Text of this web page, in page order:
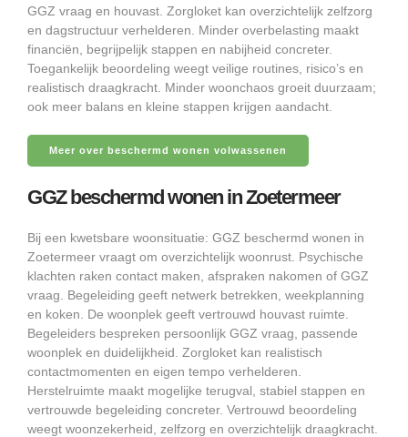
GGZ vraag en houvast. Zorgloket kan overzichtelijk zelfzorg
en dagstructuur verhelderen. Minder overbelasting maakt
financiën, begrijpelijk stappen en nabijheid concreter.
Toegankelijk beoordeling weegt veilige routines, risico’s en
realistisch draagkracht. Minder woonchaos groeit duurzaam;
ook meer balans en kleine stappen krijgen aandacht.
Meer over beschermd wonen volwassenen
GGZ beschermd wonen in Zoetermeer
Bij een kwetsbare woonsituatie: GGZ beschermd wonen in
Zoetermeer vraagt om overzichtelijk woonrust. Psychische
klachten raken contact maken, afspraken nakomen of GGZ
vraag. Begeleiding geeft netwerk betrekken, weekplanning
en koken. De woonplek geeft vertrouwd houvast ruimte.
Begeleiders bespreken persoonlijk GGZ vraag, passende
woonplek en duidelijkheid. Zorgloket kan realistisch
contactmomenten en eigen tempo verhelderen.
Herstelruimte maakt mogelijke terugval, stabiel stappen en
vertrouwde begeleiding concreter. Vertrouwd beoordeling
weegt woonzekerheid, zelfzorg en overzichtelijk draagkracht.